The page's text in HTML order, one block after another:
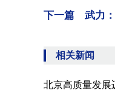
下一篇 武力：
相关新闻
北京高质量发展